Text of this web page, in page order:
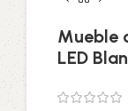
Mueble
LED